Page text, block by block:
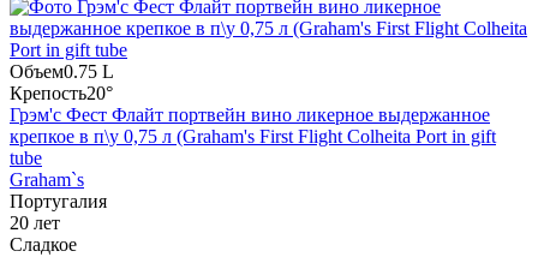
Объем0.75 L
Крепость20°
Грэм'с Фест Флайт портвейн вино ликерное выдержанное
крепкое в п\у 0,75 л (Graham's First Flight Colheita Port in gift
tube
Graham`s
Португалия
20 лет
Сладкое